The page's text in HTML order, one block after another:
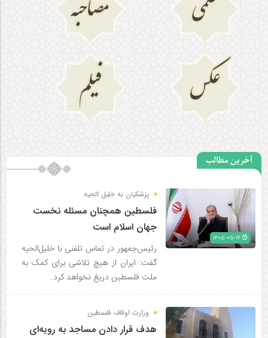
عکس
فیلم
آخرین مطالب
پزشکیان به خلیل الحیه
فلسطین همچنان مسئله نخست
جهان اسلام است
رئیس‌جمهور در تماس تلفنی با خلیل‌الحیه
گفت: ایران از هیچ تلاشی برای کمک به
ملت فلسطین دریغ نخواهد کرد.
وزارت اوقاف فلسطین
هدف قرار دادن مساجد به رویه‌ای